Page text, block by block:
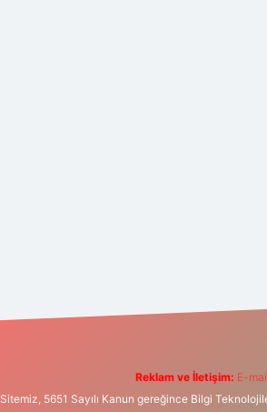
Reklam ve İletişim: E-
Sitemiz, 5651 Sayılı Kanun gereğince Bilgi